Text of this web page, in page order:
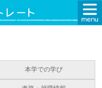
本学での学び